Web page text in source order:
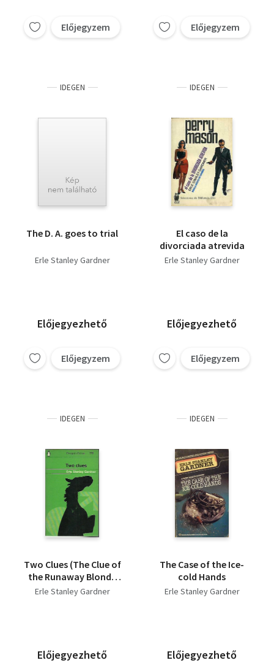
Előjegyzem Előjegyzem
IDEGEN
The D. A. goes to trial
Erle Stanley Gardner
Előjegyezhető
Előjegyzem
IDEGEN
El caso de la
divorciada atrevida
Erle Stanley Gardner
Előjegyezhető
Előjegyzem
IDEGEN
Two Clues (The Clue of
the Runaway Blonde
and The Clue of the
Erle Stanley Gardner
Előjegyezhető
IDEGEN
The Case of the Ice-
cold Hands
Erle Stanley Gardner
Előjegyezhető